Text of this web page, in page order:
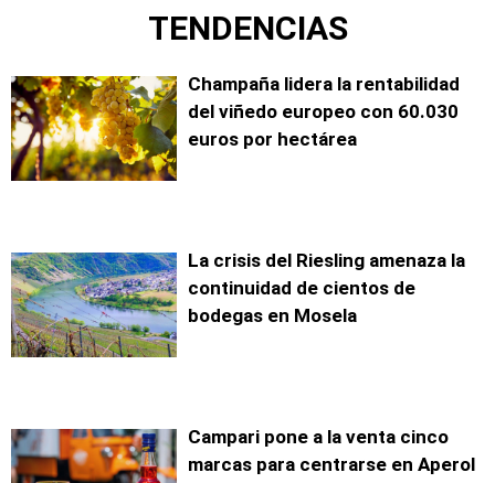
TENDENCIAS
Champaña lidera la rentabilidad
del viñedo europeo con 60.030
euros por hectárea
La crisis del Riesling amenaza la
continuidad de cientos de
bodegas en Mosela
Campari pone a la venta cinco
marcas para centrarse en Aperol